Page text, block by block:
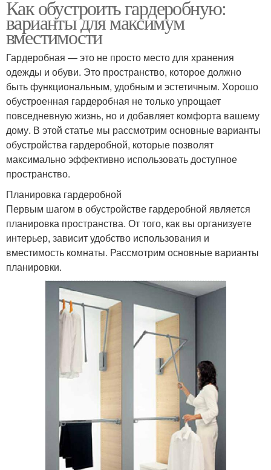
Как обустроить гардеробную:
варианты для максимум
вместимости
Гардеробная — это не просто место для хранения
одежды и обуви. Это пространство, которое должно
быть функциональным, удобным и эстетичным. Хорошо
обустроенная гардеробная не только упрощает
повседневную жизнь, но и добавляет комфорта вашему
дому. В этой статье мы рассмотрим основные варианты
обустройства гардеробной, которые позволят
максимально эффективно использовать доступное
пространство.
Планировка гардеробной
Первым шагом в обустройстве гардеробной является
планировка пространства. От того, как вы организуете
интерьер, зависит удобство использования и
вместимость комнаты. Рассмотрим основные варианты
планировки.